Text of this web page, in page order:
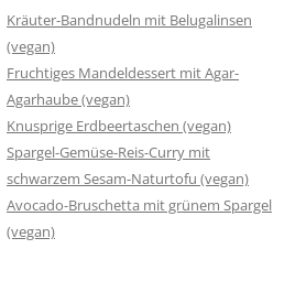
Kräuter-Bandnudeln mit Belugalinsen
(vegan)
Fruchtiges Mandeldessert mit Agar-
Agarhaube (vegan)
Knusprige Erdbeertaschen (vegan)
Spargel-Gemüse-Reis-Curry mit
schwarzem Sesam-Naturtofu (vegan)
Avocado-Bruschetta mit grünem Spargel
(vegan)